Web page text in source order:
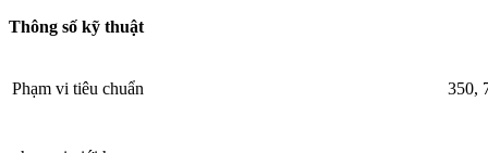
Thông số kỹ thuật
Phạm vi tiêu chuẩn 350,